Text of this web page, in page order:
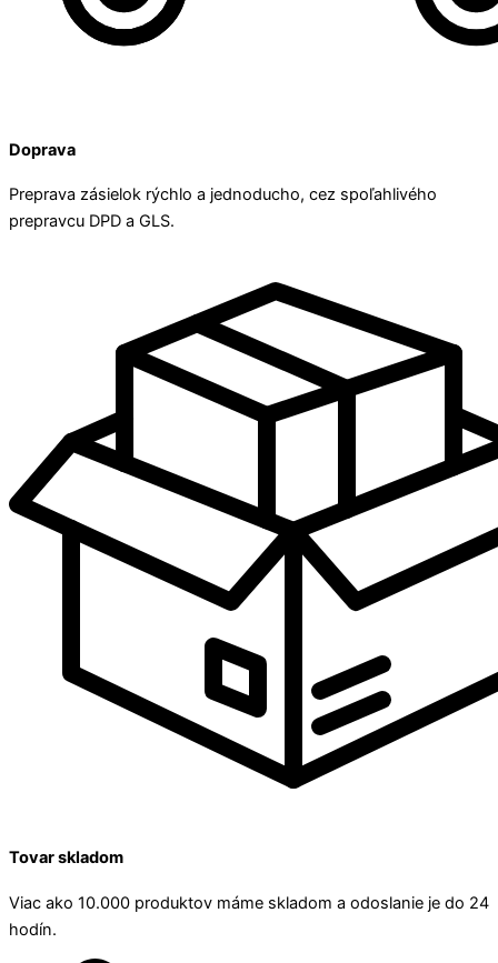
Doprava
Preprava zásielok rýchlo a jednoducho, cez spoľahlivého
prepravcu DPD a GLS.
Tovar skladom
Viac ako 10.000 produktov máme skladom a odoslanie je do 24
hodín.